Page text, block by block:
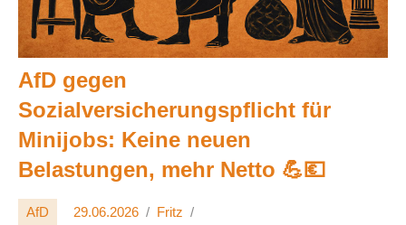
AfD gegen
Sozialversicherungspflicht für
Minijobs: Keine neuen
Belastungen, mehr Netto 💪💶
AfD 29.06.2026 Fritz